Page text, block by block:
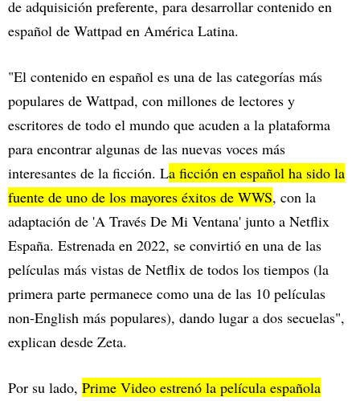
de adquisición preferente, para desarrollar contenido en
español de Wattpad en América Latina.
"El contenido en español es una de las categorías más
populares de Wattpad, con millones de lectores y
escritores de todo el mundo que acuden a la plataforma
para encontrar algunas de las nuevas voces más
interesantes de la ficción. La ficción en español ha sido la
fuente de uno de los mayores éxitos de WWS, con la
adaptación de 'A Través De Mi Ventana' junto a Netflix
España. Estrenada en 2022, se convirtió en una de las
películas más vistas de Netflix de todos los tiempos (la
primera parte permanece como una de las 10 películas
non-English más populares), dando lugar a dos secuelas",
explican desde Zeta.
Por su lado, Prime Video estrenó la película española